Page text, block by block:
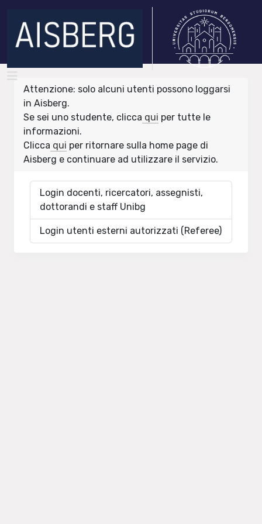
Attenzione: solo alcuni utenti possono loggarsi
in Aisberg.
Se sei uno studente, clicca qui per tutte le
informazioni.
Clicca qui per ritornare sulla home page di
Aisberg e continuare ad utilizzare il servizio.
Login docenti, ricercatori, assegnisti,
dottorandi e staff Unibg
Login utenti esterni autorizzati (Referee)